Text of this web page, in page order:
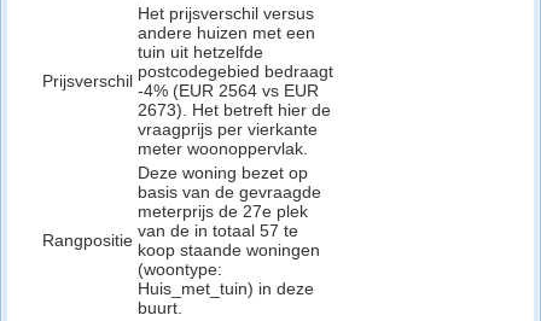
Prijsverschil
Het prijsverschil versus
andere huizen met een
tuin uit hetzelfde
postcodegebied bedraagt
-4% (EUR 2564 vs EUR
2673). Het betreft hier de
vraagprijs per vierkante
meter woonoppervlak.
Rangpositie
Deze woning bezet op
basis van de gevraagde
meterprijs de 27e plek
van de in totaal 57 te
koop staande woningen
(woontype:
Huis_met_tuin) in deze
buurt.